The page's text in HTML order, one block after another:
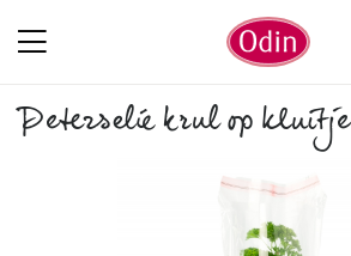
Peterselie krul op kluitje